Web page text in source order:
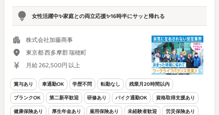
女性活躍中✨家庭との両立応援✨16時半にサッと帰れる
株式会社加藤商事
東京都 西多摩郡 瑞穂町
月給 262,500円 以上
賞与あり 車通勤OK 学歴不問 転勤なし 残業月20時間以内
ブランクOK 第二新卒歓迎 研修あり バイク通勤OK 資格取得支援あり
健康保険あり 厚生年金あり 雇用保険あり 未経験者歓迎 労災保険あり